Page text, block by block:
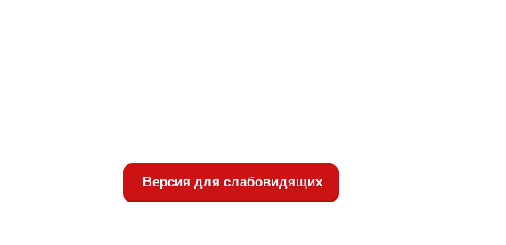
Версия для слабовидящих